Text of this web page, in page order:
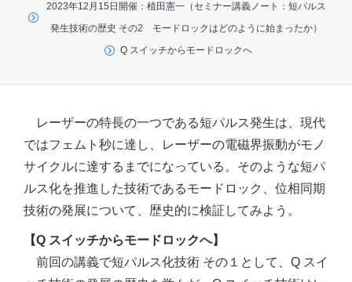
光基礎・光源
光応用・アプリケーショ
2023年12月15日開催：植田憲一（セミナー講義ノート：短パルス
発生技術の歴史 その2 モードロックはどのように始まったか）
Q スイッチからモードロックへ
レーザーの特長の一つである短パルス発生は、現代
ではフェムト秒に達し、レーザーの電磁界振動がモノ
サイクルに達するまでになっている。そのような短パ
ルス化を推進した技術であるモードロック、位相同期
技術の発展について、歴史的に検証してみよう。
【Q スイッチからモードロックへ】
前回の講義で短パルス化技術 その１として、Q スイ